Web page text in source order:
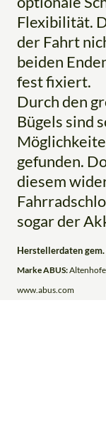
Flexibilität.
der Fahrt
beiden
fest fixiert.
Durch den
Bügels sind
gefunden.
diesem
sogar der
Herstellerdaten gem.
Marke ABUS:
www.abus.com